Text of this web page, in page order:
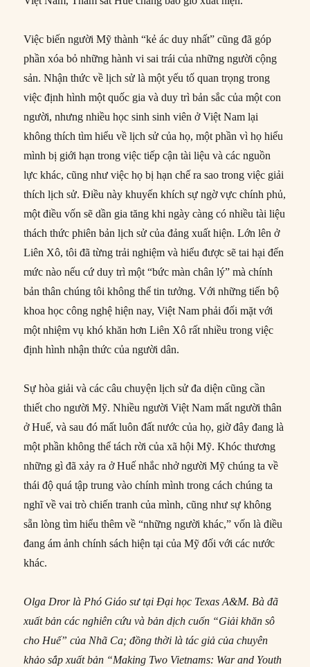
Việc biến người Mỹ thành “kẻ ác duy nhất” cũng đã góp
phần xóa bỏ những hành vi sai trái của những người cộng
sản. Nhận thức về lịch sử là một yếu tố quan trọng trong
việc định hình một quốc gia và duy trì bản sắc của một con
người, nhưng nhiều học sinh sinh viên ở Việt Nam lại
không thích tìm hiểu về lịch sử của họ, một phần vì họ hiểu
mình bị giới hạn trong việc tiếp cận tài liệu và các nguồn
lực khác, cũng như việc họ bị hạn chế ra sao trong việc giải
thích lịch sử. Điều này khuyến khích sự ngờ vực chính phủ,
một điều vốn sẽ dần gia tăng khi ngày càng có nhiều tài liệu
thách thức phiên bản lịch sử của đảng xuất hiện. Lớn lên ở
Liên Xô, tôi đã từng trải nghiệm và hiểu được sẽ tai hại đến
mức nào nếu cứ duy trì một “bức màn chân lý” mà chính
bản thân chúng tôi không thể tin tưởng. Với những tiến bộ
khoa học công nghệ hiện nay, Việt Nam phải đối mặt với
một nhiệm vụ khó khăn hơn Liên Xô rất nhiều trong việc
định hình nhận thức của người dân.
Sự hòa giải và các câu chuyện lịch sử đa diện cũng cần
thiết cho người Mỹ. Nhiều người Việt Nam mất người thân
ở Huế, và sau đó mất luôn đất nước của họ, giờ đây đang là
một phần không thể tách rời của xã hội Mỹ. Khóc thương
những gì đã xảy ra ở Huế nhắc nhở người Mỹ chúng ta về
thái độ quá tập trung vào chính mình trong cách chúng ta
nghĩ về vai trò chiến tranh của mình, cũng như sự không
sẵn lòng tìm hiểu thêm về “những người khác,” vốn là điều
đang ám ảnh chính sách hiện tại của Mỹ đối với các nước
khác.
Olga Dror là Phó Giáo sư tại Đại học Texas A&M. Bà đã
xuất bản các nghiên cứu và bản dịch cuốn “Giải khăn sô
cho Huế” của Nhã Ca; đồng thời là tác giả của chuyên
khảo sắp xuất bản “Making Two Vietnams: War and Youth